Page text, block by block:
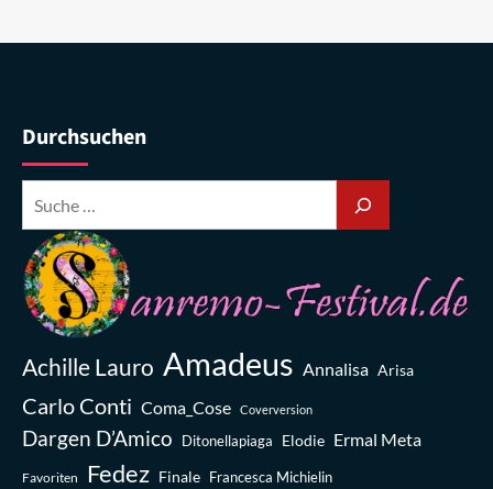
Durchsuchen
Achille Lauro Amadeus Annalisa Arisa
Carlo Conti Coma_Cose Coverversion
Dargen D’Amico Ditonellapiaga Elodie Ermal Meta
Favoriten Fedez Finale Francesca Michielin